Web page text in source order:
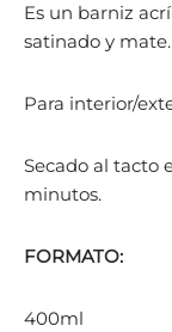
Es un barniz
satinado y mate.
Para interior/
Secado al tacto
minutos.
FORMATO:
400ml